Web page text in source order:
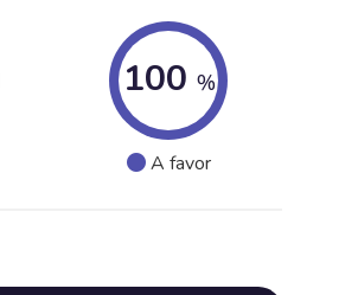
100 %
A favor